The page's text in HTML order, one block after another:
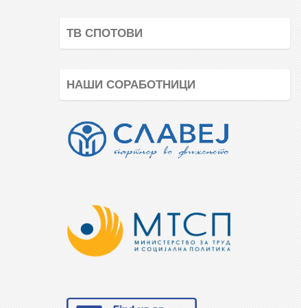
ТВ СПОТОВИ
НАШИ СОРАБОТНИЦИ